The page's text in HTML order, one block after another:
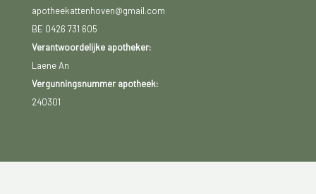
apotheekattenhoven@gmail.com
BE 0426 731 605
Verantwoordelijke apotheker:
Laene An
Vergunningsnummer apotheek:
240301